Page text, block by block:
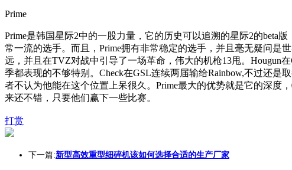
Prime
Prime是韩国星际2中的一股力量，它的历史可以追溯的星际2的beta
常一流的选手。而且，Prime拥有非常稳定的选手，并且毫无疑问是
远，并且在TVZ对战中引导了一场革命，伟大的机枪13甩。Hougun
季都表现的不够特别。Check在GSL连续两届输给Rainbow,不过还是
者不认为他能在这个位置上呆很久。Prime最大的优势就是它的深度
来还不错，只要他们赢下一些比赛。
打赏
下一篇:新型高效重型细碎机该如何选择合适的生产厂家